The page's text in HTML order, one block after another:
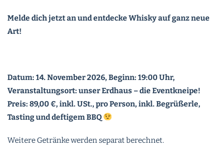
Melde dich jetzt an und entdecke Whisky auf ganz neue
Art!
Datum: 14. November 2026, Beginn: 19:00 Uhr,
Veranstaltungsort: unser Erdhaus – die Eventkneipe!
Preis: 89,00 €, inkl. USt., pro Person, inkl. Begrüßerle,
Tasting und deftigem BBQ
Weitere Getränke werden separat berechnet.